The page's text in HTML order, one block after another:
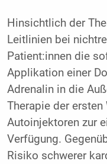
Hinsichtlich der
Leitlinien bei
Patient:innen die
Applikation einer
Adrenalin in die
Therapie der
Autoinjektoren zur
Verfügung.
Risiko schwerer